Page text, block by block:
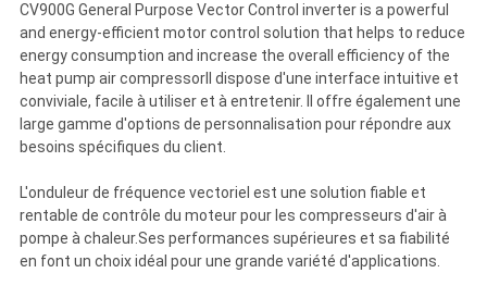
CV900G General Purpose Vector Control inverter is a powerful
and energy-efficient motor control solution that helps to reduce
energy consumption and increase the overall efficiency of the
heat pump air compressorIl dispose d'une interface intuitive et
conviviale, facile à utiliser et à entretenir. Il offre également une
large gamme d'options de personnalisation pour répondre aux
besoins spécifiques du client.
L'onduleur de fréquence vectoriel est une solution fiable et
rentable de contrôle du moteur pour les compresseurs d'air à
pompe à chaleur.Ses performances supérieures et sa fiabilité
en font un choix idéal pour une grande variété d'applications.